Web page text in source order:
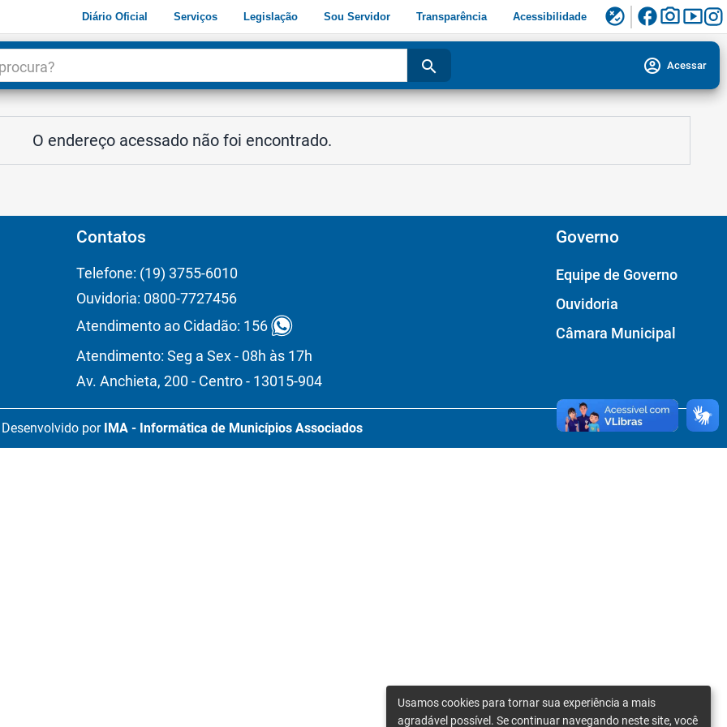
Diário Oficial Serviços Legislação Sou Servidor Transparência Acessibilidade flaky facebookphoto_camerasmart_display
search account_circle Acessar
O endereço acessado não foi encontrado.
Contatos
Telefone: (19) 3755-6010
Ouvidoria: 0800-7727456
Atendimento ao Cidadão: 156
Atendimento: Seg a Sex - 08h às 17h
Av. Anchieta, 200 - Centro - 13015-904
Governo
Equipe de Governo
Ouvidoria
Câmara Municipal
Desenvolvido por IMA - Informática de Municípios Associados
Usamos cookies para tornar sua experiência a mais
agradável possível. Se continuar navegando neste site, você